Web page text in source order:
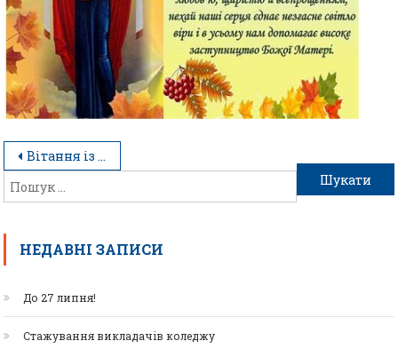
Вітання із святом Покрови Пресвятої Богородиці та Днем захисника України!
НЕДАВНІ ЗАПИСИ
До 27 липня!
Стажування викладачів коледжу